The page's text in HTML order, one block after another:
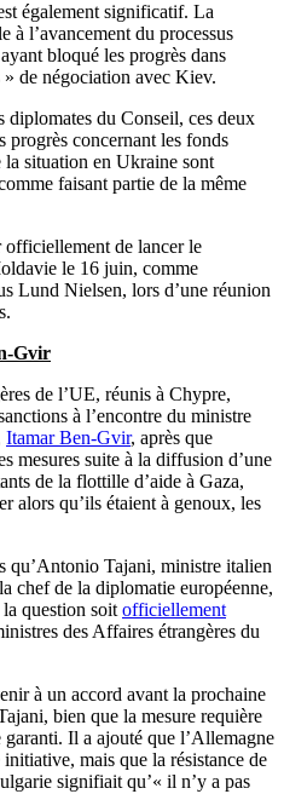
également significatif. La
à l’avancement du processus
bloqué les progrès dans
de négociation avec Kiev.
diplomates du Conseil, ces deux
progrès concernant les fonds
la situation en Ukraine sont
faisant partie de la même
de lancer le
le 16 juin, comme
Lund Nielsen, lors d’une réunion
Gvir
de l’UE, réunis à Chypre,
à l’encontre du ministre
Itamar Ben-Gvir, après que
mesures suite à la diffusion d’une
de la flottille d’aide à Gaza,
alors qu’ils étaient à genoux, les
qu’Antonio Tajani, ministre italien
chef de la diplomatie européenne,
question soit officiellement
des Affaires étrangères du
à un accord avant la prochaine
bien que la mesure requière
Il a ajouté que l’Allemagne
mais que la résistance de
signifiait qu’« il n’y a pas